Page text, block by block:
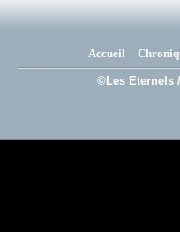
Accueil
©Les Eternels